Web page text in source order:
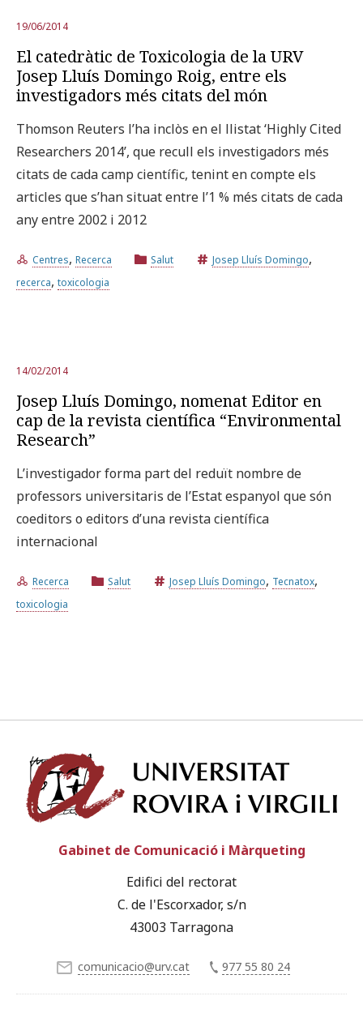
19/06/2014
El catedràtic de Toxicologia de la URV
Josep Lluís Domingo Roig, entre els
investigadors més citats del món
Thomson Reuters l’ha inclòs en el llistat ‘Highly Cited
Researchers 2014’, que recull els investigadors més
citats de cada camp científic, tenint en compte els
articles que s’han situat entre l’1 % més citats de cada
any entre 2002 i 2012
Centres, Recerca Salut Josep Lluís Domingo,
recerca, toxicologia
14/02/2014
Josep Lluís Domingo, nomenat Editor en
cap de la revista científica “Environmental
Research”
L’investigador forma part del reduït nombre de
professors universitaris de l’Estat espanyol que són
coeditors o editors d’una revista científica
internacional
Recerca Salut Josep Lluís Domingo, Tecnatox,
toxicologia
Gabinet de Comunicació i Màrqueting
Edifici del rectorat
C. de l'Escorxador, s/n
43003 Tarragona
comunicacio@urv.cat 977 55 80 24